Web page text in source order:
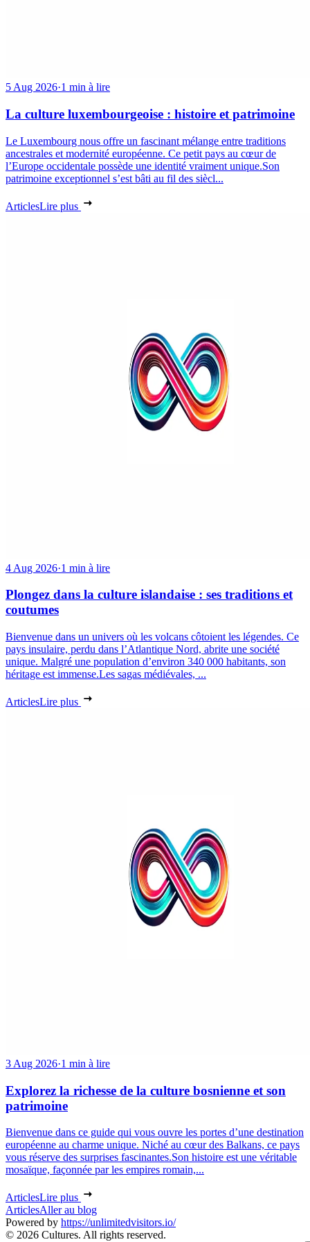
5 Aug 2026·1 min à lire
La culture luxembourgeoise : histoire et patrimoine
Le Luxembourg nous offre un fascinant mélange entre traditions
ancestrales et modernité européenne. Ce petit pays au cœur de
l’Europe occidentale possède une identité vraiment unique.Son
patrimoine exceptionnel s’est bâti au fil des siècl...
ArticlesLire plus
4 Aug 2026·1 min à lire
Plongez dans la culture islandaise : ses traditions et
coutumes
Bienvenue dans un univers où les volcans côtoient les légendes. Ce
pays insulaire, perdu dans l’Atlantique Nord, abrite une société
unique. Malgré une population d’environ 340 000 habitants, son
héritage est immense.Les sagas médiévales, ...
ArticlesLire plus
3 Aug 2026·1 min à lire
Explorez la richesse de la culture bosnienne et son
patrimoine
Bienvenue dans ce guide qui vous ouvre les portes d’une destination
européenne au charme unique. Niché au cœur des Balkans, ce pays
vous réserve des surprises fascinantes.Son histoire est une véritable
mosaïque, façonnée par les empires romain,...
ArticlesLire plus
ArticlesAller au blog
Powered by https://unlimitedvisitors.io/
© 2026 Cultures. All rights reserved.